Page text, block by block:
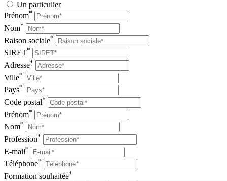
Un particulier
Prénom*
Nom*
Raison sociale*
SIRET*
Adresse*
Ville*
Pays*
Code postal*
Prénom*
Nom*
Profession*
E-mail*
Téléphone*
Formation souhaitée*